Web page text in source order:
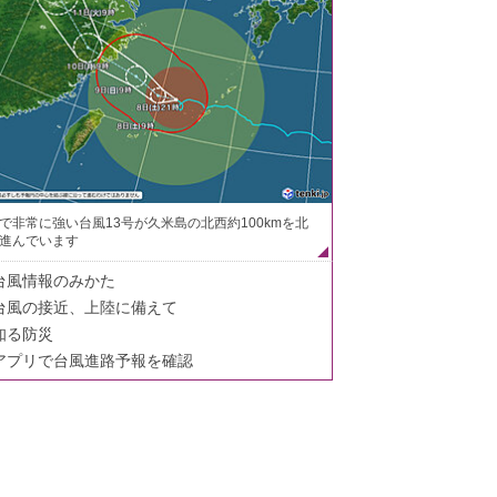
非常に強い台風13号が久米島の北西約100kmを北
んでいます
風情報のみかた
風の接近、上陸に備えて
る防災
プリで台風進路予報を確認